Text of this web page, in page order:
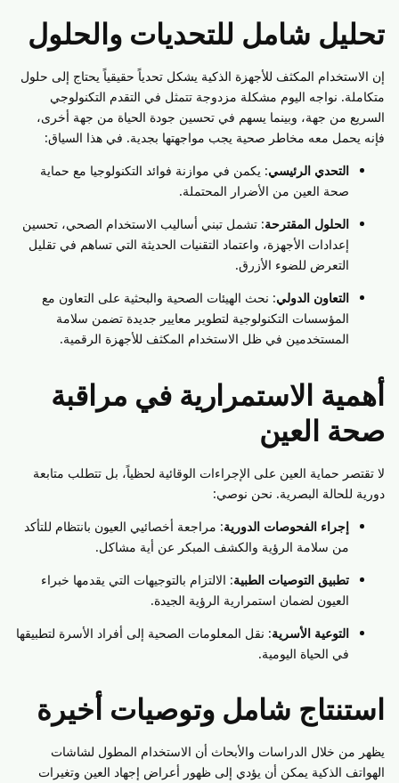
تحليل شامل للتحديات والحلول
إن الاستخدام المكثف للأجهزة الذكية يشكل تحدياً حقيقياً يحتاج إلى حلول
متكاملة. نواجه اليوم مشكلة مزدوجة تتمثل في التقدم التكنولوجي
السريع من جهة، وبينما يسهم في تحسين جودة الحياة من جهة أخرى،
فإنه يحمل معه مخاطر صحية يجب مواجهتها بجدية. في هذا السياق:
التحدي الرئيسي: يكمن في موازنة فوائد التكنولوجيا مع حماية
صحة العين من الأضرار المحتملة.
الحلول المقترحة: تشمل تبني أساليب الاستخدام الصحي، تحسين
إعدادات الأجهزة، واعتماد التقنيات الحديثة التي تساهم في تقليل
التعرض للضوء الأزرق.
التعاون الدولي: نحث الهيئات الصحية والبحثية على التعاون مع
المؤسسات التكنولوجية لتطوير معايير جديدة تضمن سلامة
المستخدمين في ظل الاستخدام المكثف للأجهزة الرقمية.
أهمية الاستمرارية في مراقبة
صحة العين
لا تقتصر حماية العين على الإجراءات الوقائية لحظياً، بل تتطلب متابعة
دورية للحالة البصرية. نحن نوصي:
إجراء الفحوصات الدورية: مراجعة أخصائيي العيون بانتظام للتأكد
من سلامة الرؤية والكشف المبكر عن أية مشاكل.
تطبيق التوصيات الطبية: الالتزام بالتوجيهات التي يقدمها خبراء
العيون لضمان استمرارية الرؤية الجيدة.
التوعية الأسرية: نقل المعلومات الصحية إلى أفراد الأسرة لتطبيقها
في الحياة اليومية.
استنتاج شامل وتوصيات أخيرة
يظهر من خلال الدراسات والأبحاث أن الاستخدام المطول لشاشات
الهواتف الذكية يمكن أن يؤدي إلى ظهور أعراض إجهاد العين وتغيرات